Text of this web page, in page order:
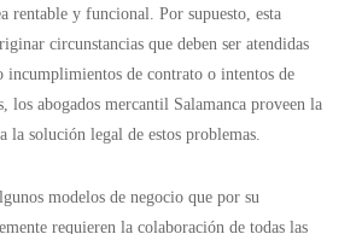
rentable y funcional. Por supuesto, esta
circunstancias que deben ser atendidas
de contrato o intentos de
los abogados mercantil Salamanca proveen la
la solución legal de estos problemas.
modelos de negocio que por su
requieren la colaboración de todas las